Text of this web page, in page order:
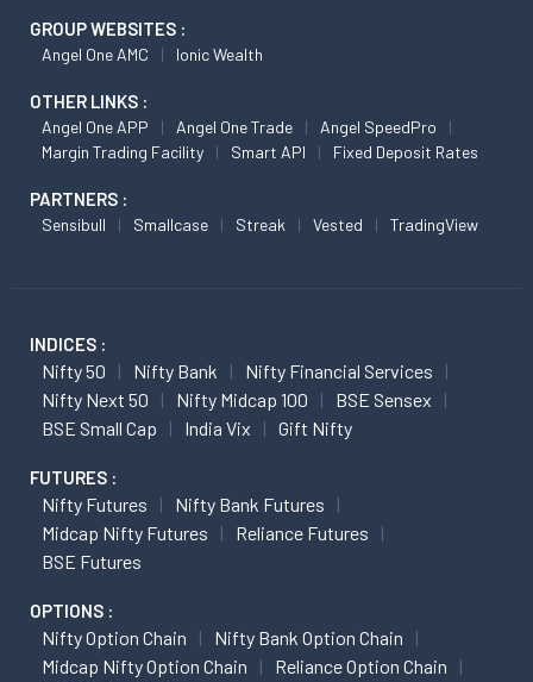
GROUP WEBSITES :
Angel One AMC Ionic Wealth
OTHER LINKS :
Angel One APP Angel One Trade
Angel SpeedPro
Margin Trading Facility
Smart API Fixed Deposit Rates
PARTNERS :
Sensibull Smallcase Streak Vested TradingView
INDICES :
Nifty 50 Nifty Bank
Nifty Financial Services
Nifty Next 50
Nifty Midcap 100
BSE Sensex
BSE Small Cap
India Vix Gift Nifty
FUTURES :
Nifty Futures
Nifty Bank Futures
Midcap Nifty Futures
Reliance Futures
BSE Futures
OPTIONS :
Nifty Option Chain
Nifty Bank Option Chain
Midcap Nifty Option Chain
Reliance Option Chain